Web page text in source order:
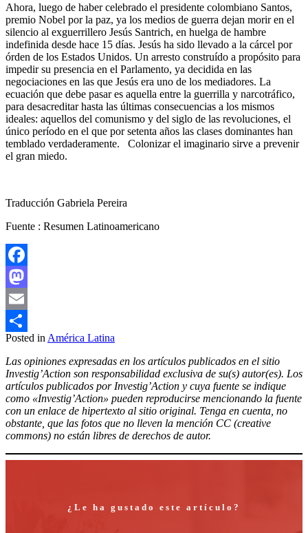
Ahora, luego de haber celebrado el presidente colombiano Santos,
premio Nobel por la paz, ya los medios de guerra dejan morir en el
silencio al exguerrillero Jesús Santrich, en huelga de hambre
indefinida desde hace 15 días. Jesús ha sido llevado a la cárcel por
órden de los Estados Unidos. Un arresto construído a propósito para
impedir su presencia en el Parlamento, ya decidida en las
negociaciones en las que Jesús era uno de los mediadores. La
ecuación que debe pasar es aquella entre la guerrilla y narcotráfico,
para desacreditar hasta las últimas consecuencias a los mismos
ideales: aquellos del comunismo y del siglo de las revoluciones, el
único período en el que por setenta años las clases dominantes han
temblado verdaderamente. Colonizar el imaginario sirve a prevenir
el gran miedo.
Traducción Gabriela Pereira
Fuente : Resumen Latinoamericano
Facebook
Mastodon
Email
Compartir
Posted in América Latina
Las opiniones expresadas en los artículos publicados en el sitio
Investig’Action son responsabilidad exclusiva de su(s) autor(es). Los
artículos publicados por Investig’Action y cuya fuente se indique
como «Investig’Action» pueden reproducirse mencionando la fuente
con un enlace de hipertexto al sitio original. Tenga en cuenta, no
obstante, que las fotos que no lleven la mención CC (creative
commons) no están libres de derechos de autor.
¿Le ha gustado este artículo?